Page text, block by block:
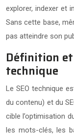
explorer, indexer et
Sans cette base,
pas atteindre son
Définition
technique
Le SEO technique
du contenu) et du
cible l’optimisation
les mots-clés, les